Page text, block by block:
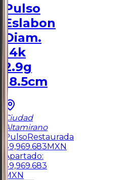
Pulso
Eslabon
Diam.
14k
2.9g
18.5cm
Ciudad
Altamirano
PulsoRestaurada
$9,969.683MXN
Apartado:
$9,969.683
MXN